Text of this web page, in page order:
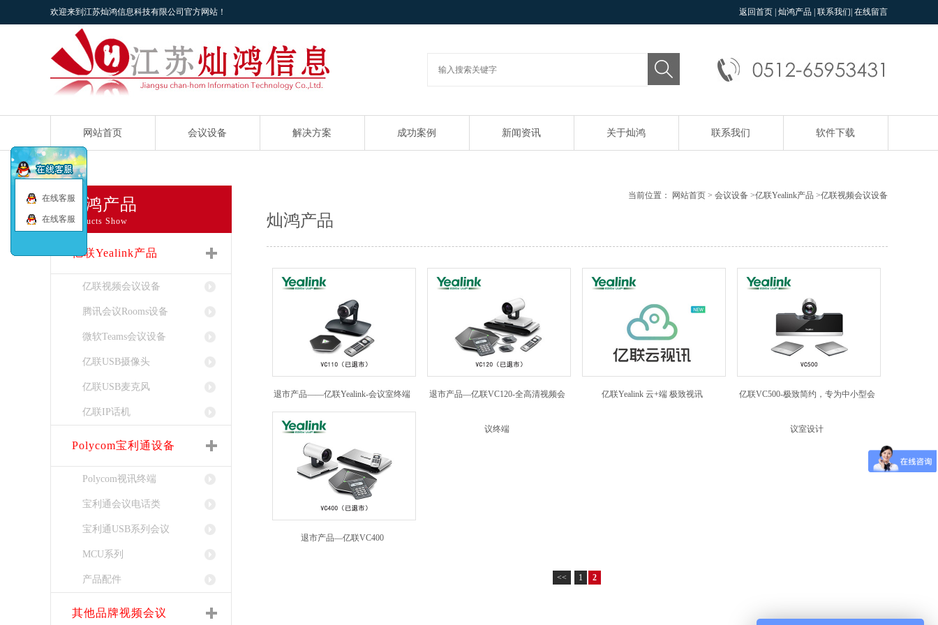
欢迎来到江苏灿鸿信息科技有限公司官方网站！ 返回首页 灿鸿产品 联系我们 在线留言
网站首页 会议设备 解决方案 成功案例 新闻资讯 关于灿鸿 联系我们 软件下载
灿鸿产品
Products Show
亿联Yealink产品
亿联视频会议设备
腾讯会议Rooms设备
微软Teams会议设备
亿联USB摄像头
亿联USB麦克风
亿联IP话机
Polycom宝利通设备
Polycom视讯终端
宝利通会议电话类
宝利通USB系列会议
MCU系列
产品配件
其他品牌视频会议
当前位置： 网站首页 > 会议设备 >亿联Yealink产品 >亿联视频会议设备
灿鸿产品
退市产品——亿联Yealink-会议室终端 退市产品—亿联VC120-全高清视频会
议终端
亿联Yealink 云+端 极致视讯 亿联VC500-极致简约，专为中小型会
议室设计
退市产品—亿联VC400
<< 1 2
在线客服
在线客服